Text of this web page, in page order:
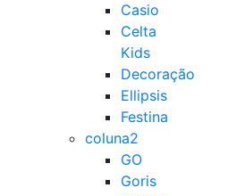
Casio
Celta
Kids
Decoração
Ellipsis
Festina
coluna2
GO
Goris